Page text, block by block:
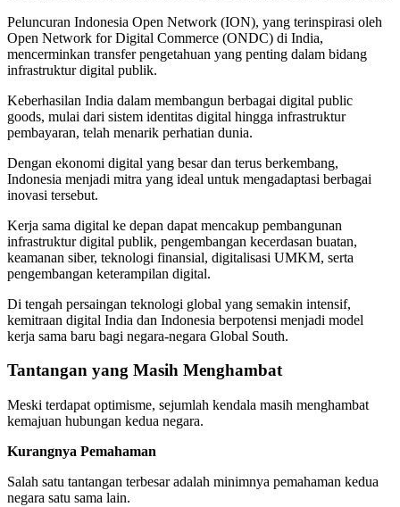
Peluncuran Indonesia Open Network (ION), yang terinspirasi oleh
Open Network for Digital Commerce (ONDC) di India,
mencerminkan transfer pengetahuan yang penting dalam bidang
infrastruktur digital publik.
Keberhasilan India dalam membangun berbagai digital public
goods, mulai dari sistem identitas digital hingga infrastruktur
pembayaran, telah menarik perhatian dunia.
Dengan ekonomi digital yang besar dan terus berkembang,
Indonesia menjadi mitra yang ideal untuk mengadaptasi berbagai
inovasi tersebut.
Kerja sama digital ke depan dapat mencakup pembangunan
infrastruktur digital publik, pengembangan kecerdasan buatan,
keamanan siber, teknologi finansial, digitalisasi UMKM, serta
pengembangan keterampilan digital.
Di tengah persaingan teknologi global yang semakin intensif,
kemitraan digital India dan Indonesia berpotensi menjadi model
kerja sama baru bagi negara-negara Global South.
Tantangan yang Masih Menghambat
Meski terdapat optimisme, sejumlah kendala masih menghambat
kemajuan hubungan kedua negara.
Kurangnya Pemahaman
Salah satu tantangan terbesar adalah minimnya pemahaman kedua
negara satu sama lain.